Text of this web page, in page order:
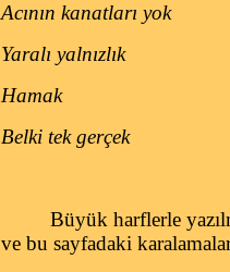
Acının kanatları yok
Yaralı yalnızlık
Hamak
Belki tek gerçek
Büyük harflerle
ve bu sayfadaki